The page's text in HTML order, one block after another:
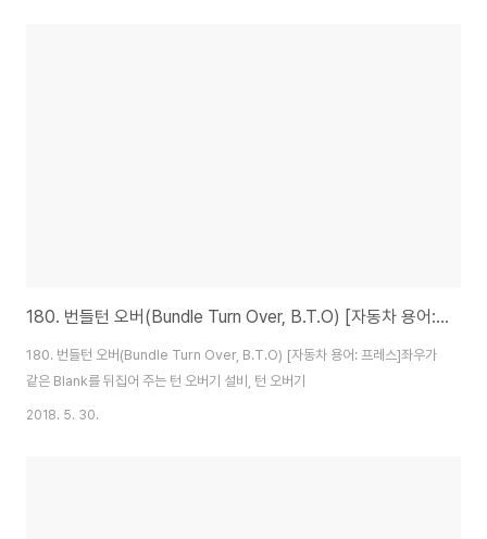
180. 번들턴 오버(Bundle Turn Over, B.T.O) [자동차 용어: 프레스]
180. 번들턴 오버(Bundle Turn Over, B.T.O) [자동차 용어: 프레스]좌우가
같은 Blank를 뒤집어 주는 턴 오버기 설비, 턴 오버기
2018. 5. 30.